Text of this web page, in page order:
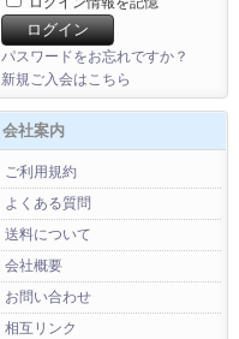
パスワードをお忘れですか？
新規ご入会はこちら
会社案内
ご利用規約
よくある質問
送料について
会社概要
お問い合わせ
相互リンク